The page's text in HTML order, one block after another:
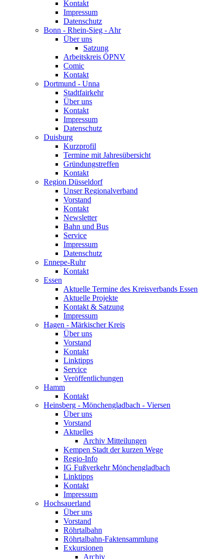
Kontakt
Impressum
Datenschutz
Bonn - Rhein-Sieg - Ahr
Über uns
Satzung
Arbeitskreis ÖPNV
Comic
Kontakt
Dortmund - Unna
Stadtfairkehr
Über uns
Kontakt
Impressum
Datenschutz
Duisburg
Kurzprofil
Termine mit Jahresübersicht
Gründungstreffen
Kontakt
Region Düsseldorf
Unser Regionalverband
Vorstand
Kontakt
Newsletter
Bahn und Bus
Service
Impressum
Datenschutz
Ennepe-Ruhr
Kontakt
Essen
Aktuelle Termine des Kreisverbands Essen
Aktuelle Projekte
Kontakt & Satzung
Impressum
Hagen - Märkischer Kreis
Über uns
Vorstand
Kontakt
Linktipps
Service
Veröffentlichungen
Hamm
Kontakt
Heinsberg - Mönchengladbach - Viersen
Über uns
Vorstand
Aktuelles
Archiv Mitteilungen
Kempen Stadt der kurzen Wege
Regio-Info
IG Fußverkehr Mönchengladbach
Linktipps
Kontakt
Impressum
Hochsauerland
Über uns
Vorstand
Röhrtalbahn
Röhrtalbahn-Faktensammlung
Exkursionen
Archiv